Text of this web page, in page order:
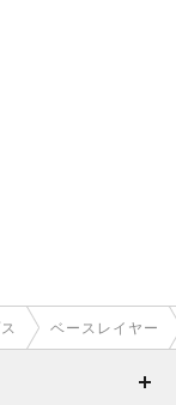
ベースレイヤー